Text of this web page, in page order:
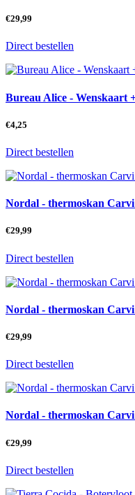
€29,99
Direct bestellen
Bureau Alice - Wenskaart
€4,25
Direct bestellen
Nordal - thermoskan
€29,99
Direct bestellen
Nordal - thermoskan
€29,99
Direct bestellen
Nordal - thermoskan
€29,99
Direct bestellen